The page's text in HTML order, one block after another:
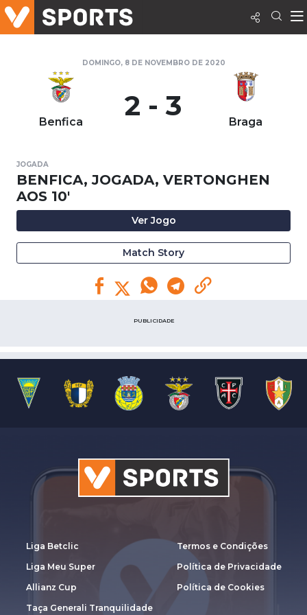
DOMINGO, 8 DE NOVEMBRO DE 2020
Benfica 2 - 3 Braga
JOGADA
BENFICA, JOGADA, VERTONGHEN
AOS 10'
Ver Jogo
Match Story
PUBLICIDADE
Liga Betclic
Liga Meu Super
Allianz Cup
Taça Generali Tranquilidade
Termos e Condições
Política de Privacidade
Política de Cookies